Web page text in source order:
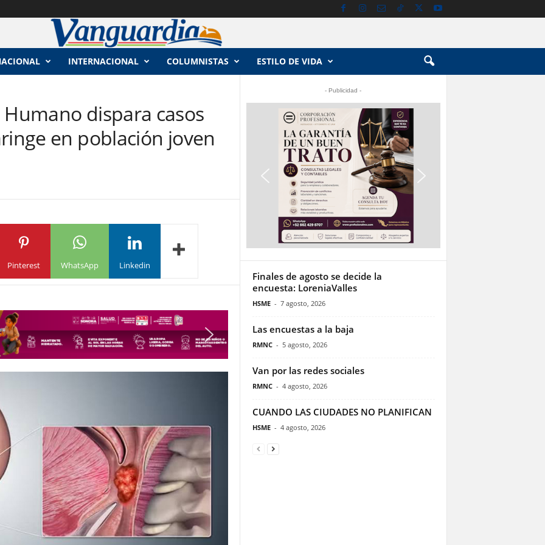
INTERNACIONAL COLUMNISTAS ESTILO DE VIDA
dispara casos
en población joven
Pinterest WhatsApp Linkedin
- Publicidad -
Finales de agosto se decide la
encuesta: LoreniaValles
HSME - 7 agosto, 2026
Las encuestas a la baja
RMNC - 5 agosto, 2026
Van por las redes sociales
RMNC - 4 agosto, 2026
CUANDO LAS CIUDADES NO PLANIFICAN
HSME - 4 agosto, 2026